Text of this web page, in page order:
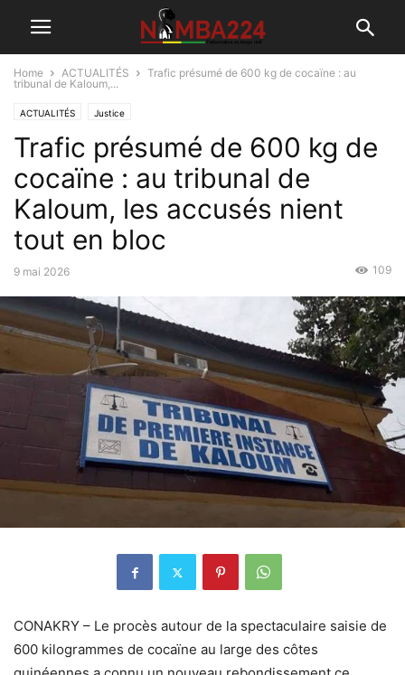
Home ACTUALITÉS
Trafic présumé de 600 kg de cocaïne : au
tribunal de Kaloum,...
ACTUALITÉS Justice
Trafic présumé de 600 kg de
cocaïne : au tribunal de
Kaloum, les accusés nient
tout en bloc
9 mai 2026 109
CONAKRY – Le procès autour de la spectaculaire saisie de
600 kilogrammes de cocaïne au large des côtes